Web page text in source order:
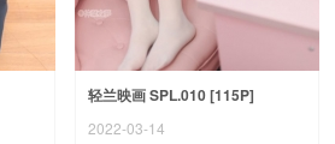
轻兰映画 SPL.010 [115P]
2022-03-14